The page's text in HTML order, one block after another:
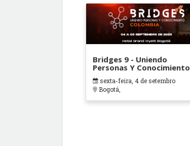
Bridges 9 - Uniendo
Personas Y Conocimiento
sexta-feira, 4 de setembro
Bogotá,